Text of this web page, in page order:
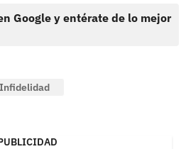
Google y entérate de lo mejor
Infidelidad